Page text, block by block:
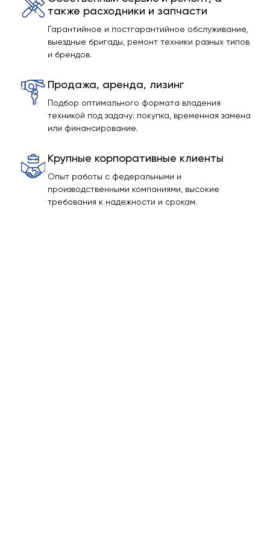
также расходники и запчасти
Гарантийное и постгарантийное обслуживание,
выездные бригады, ремонт техники разных типов
и брендов.
Продажа, аренда, лизинг
Подбор оптимального формата владения
техникой под задачу: покупка, временная замена
или финансирование.
Крупные корпоративные клиенты
Опыт работы с федеральными и
производственными компаниями, высокие
требования к надежности и срокам.